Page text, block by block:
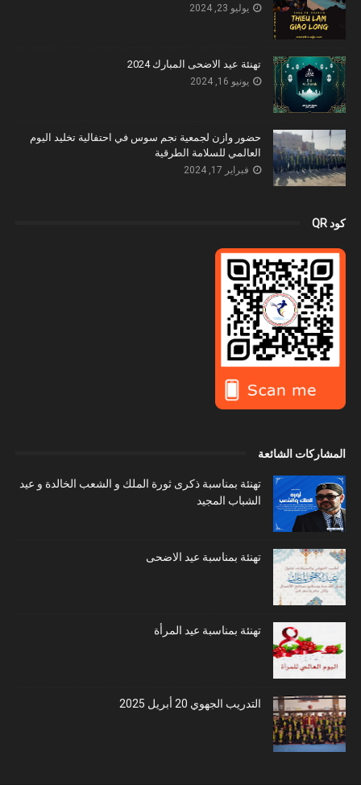
يوليو 23, 2024
تهنئة عيد الاضحى المبارك 2024
يونيو 16, 2024
حضور وازن لجمعية نجم سوس في احتفالية تخليد اليوم
العالمي للسلامة الطرقية
فبراير 17, 2024
كود QR
المشاركات الشائعة
تهنئة بمناسبة ذكرى ثورة الملك و الشعب الخالدة و عيد
الشباب المجيد
تهنئة بمناسبة عيد الاضحى
تهنئة بمناسبة عيد المرأة
التدريب الجهوي 20 أبريل 2025